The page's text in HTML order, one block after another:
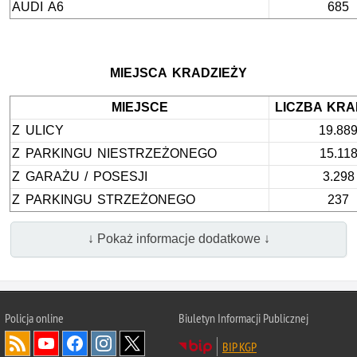
AUDI A6 685
MIEJSCA KRADZIEŻY
MIEJSCE
LICZBA
Z ULICY
19.889
Z PARKINGU NIESTRZEŻONEGO
15.118
Z GARAŻU / POSESJI
3.298
Z PARKINGU STRZEŻONEGO
237
↓ Pokaż informacje dodatkowe ↓
Policjaonline
Biuletyn Informacji Publicznej
BIP KGP